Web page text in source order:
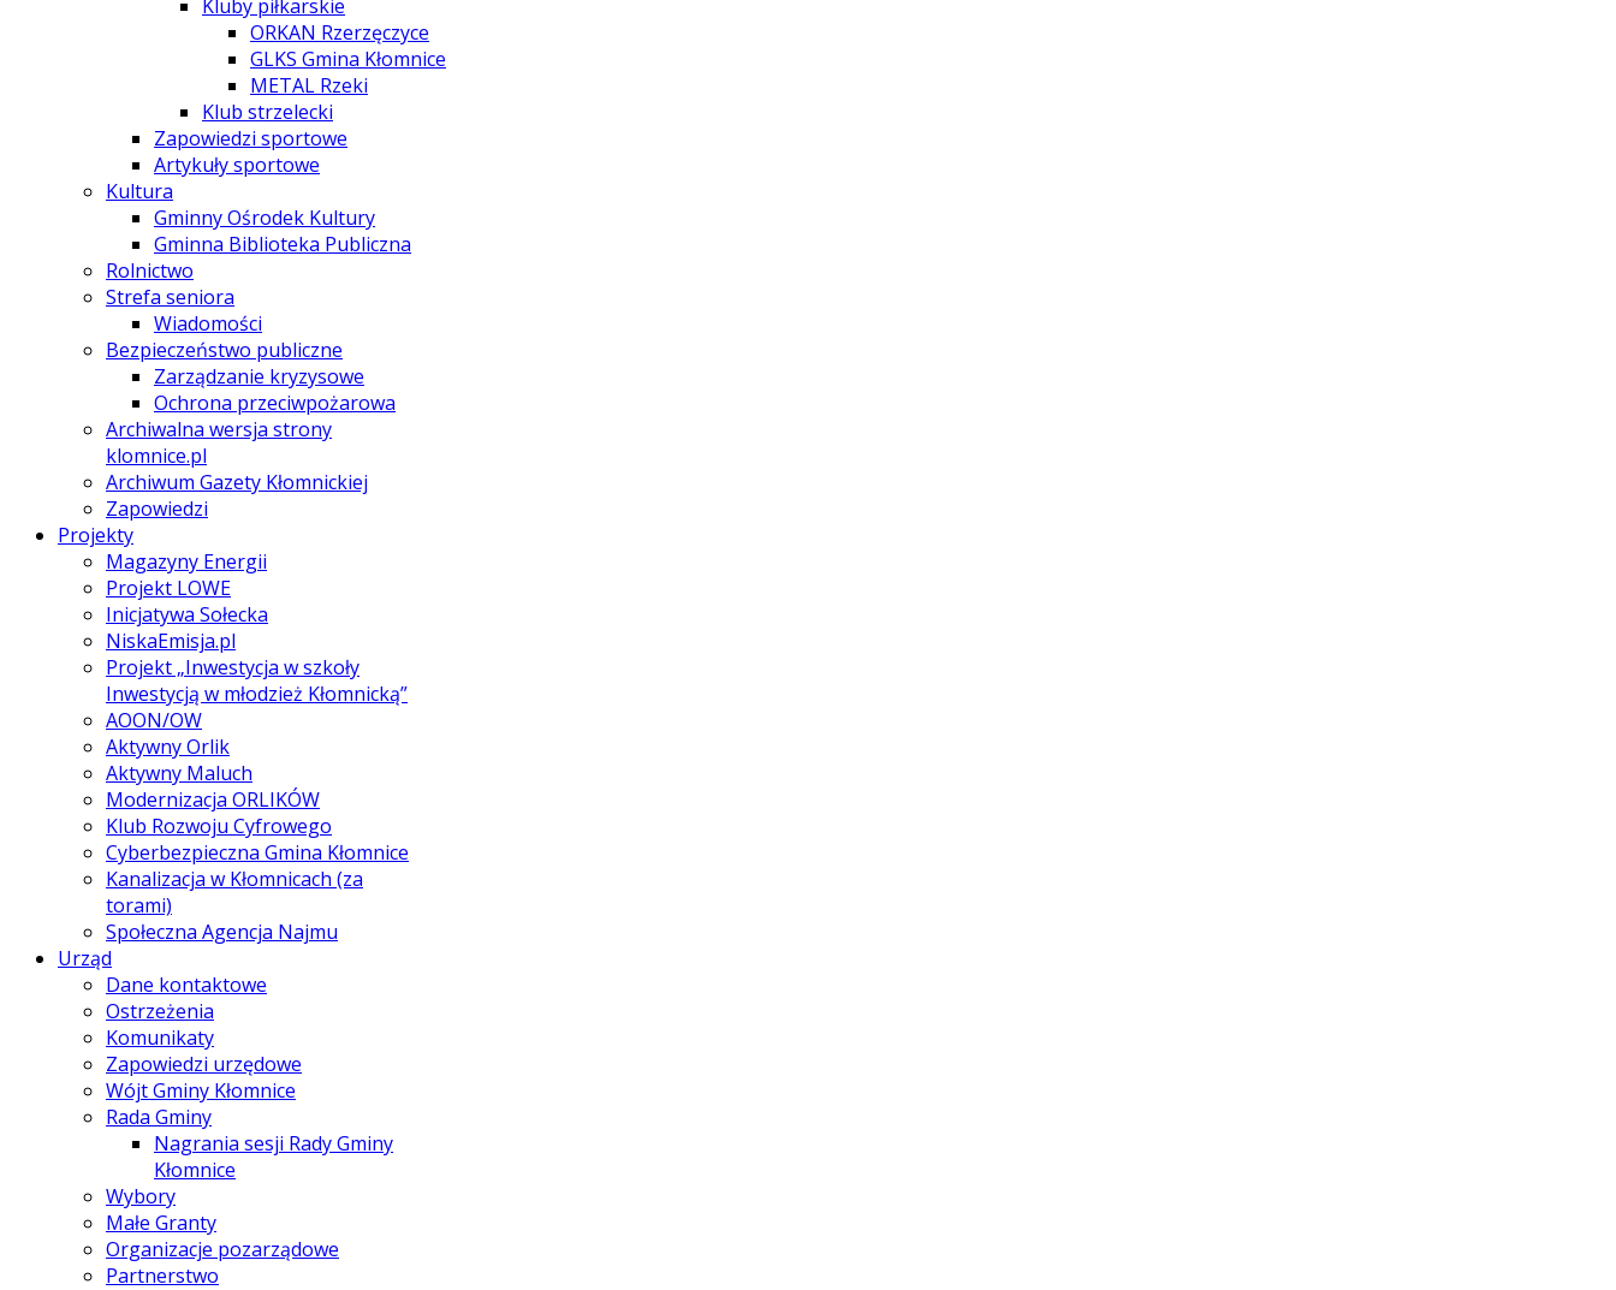
Kluby piłkarskie
ORKAN Rzerzęczyce
GLKS Gmina Kłomnice
METAL Rzeki
Klub strzelecki
Zapowiedzi sportowe
Artykuły sportowe
Kultura
Gminny Ośrodek Kultury
Gminna Biblioteka Publiczna
Rolnictwo
Strefa seniora
Wiadomości
Bezpieczeństwo publiczne
Zarządzanie kryzysowe
Ochrona przeciwpożarowa
Archiwalna wersja strony
klomnice.pl
Archiwum Gazety Kłomnickiej
Zapowiedzi
Projekty
Magazyny Energii
Projekt LOWE
Inicjatywa Sołecka
NiskaEmisja.pl
Projekt „Inwestycja w szkoły
Inwestycją w młodzież Kłomnicką”
AOON/OW
Aktywny Orlik
Aktywny Maluch
Modernizacja ORLIKÓW
Klub Rozwoju Cyfrowego
Cyberbezpieczna Gmina Kłomnice
Kanalizacja w Kłomnicach (za
torami)
Społeczna Agencja Najmu
Urząd
Dane kontaktowe
Ostrzeżenia
Komunikaty
Zapowiedzi urzędowe
Wójt Gminy Kłomnice
Rada Gminy
Nagrania sesji Rady Gminy
Kłomnice
Wybory
Małe Granty
Organizacje pozarządowe
Partnerstwo